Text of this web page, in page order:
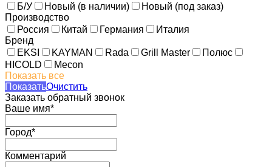
Б/У
Новый (в наличии)
Новый (под заказ)
Производство
Россия
Китай Германия
Италия
Бренд
EKSI
KAYMAN Rada Grill Master
Полюс
HICOLD
Mecon
Показать все
ПоказатьОчистить
Заказать обратный звонок
Ваше имя*
Город*
Комментарий